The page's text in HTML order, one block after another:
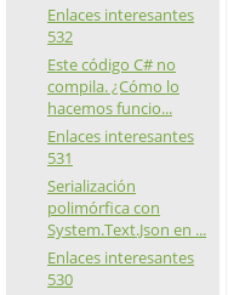
Enlaces interesantes
532
Este código C# no
compila. ¿Cómo lo
hacemos funcio...
Enlaces interesantes
531
Serialización
polimórfica con
System.Text.Json en ...
Enlaces interesantes
530